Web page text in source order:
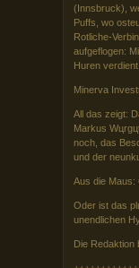
(Innsbruck),
Puffs, wo
Rotliche-
aufgeflogen:
Huren verdient.
Minerva
All das zeigt:
Markus
noch, das
und der
Aus die Maus:
Oder ist das
unendlichen
Die Redaktion